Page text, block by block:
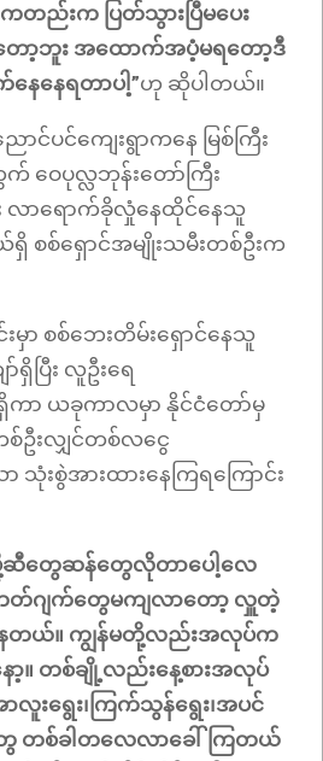
တည်းက ပြတ်သွားပြီမပေး
ော့ဘူး အထောက်အပံ့မရတော့ဒီ
ေနေရတာပါ့”ဟု ဆိုပါတယ်။
ာင်ပင်ကျေးရွာကနေ မြစ်ကြီး
က် ဝေပုလ္လဘုန်းတော်ကြီး
လာရောက်ခိုလှုံနေထိုင်နေသူ
စစ်ရှောင်အမျိုးသမီးတစ်ဦးက
ာ စစ်ဘေးတိမ်းရှောင်နေသူ
ရှိပြီး လူဦးရေ
ရှိကာ ယခုကာလမှာ နိုင်ငံတော်မှ
ဦးလျှင်တစ်လငွေ
သုံးစွဲအားထားနေကြရကြောင်း
ဆီတွေဆန်တွေလိုတာပေါ့လေ
ဂျက်တွေမကျလာတော့ လှူတဲ့
တယ်။ ကျွန်မတို့လည်းအလုပ်က
ာ့။ တစ်ချို့လည်းနေ့စားအလုပ်
းရွေး၊ကြက်သွန်ရွေး၊အပင်
ေ တစ်ခါတလေလာခေါ်ကြတယ်